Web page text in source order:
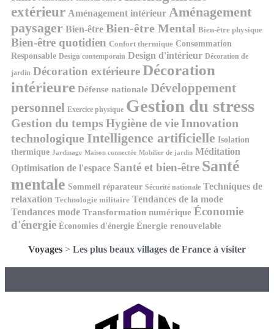
extérieur Aménagement intérieur Aménagement
paysager Bien-être Bien-être Mental Bien-être physique
Bien-être quotidien Confort thermique Consommation
Responsable Design contemporain Design d'intérieur Décoration de
jardin Décoration extérieureDécoration
intérieure Défense nationale Développement
personnel Exercice physique Gestion du stress
Gestion du temps Hygiène de vie Innovation
technologique Intelligence artificielle Isolation
thermique Jardinage Maison connectée Mobilier de jardin Méditation
Optimisation de l'espace Santé et bien-être Santé
mentale Sommeil réparateur Sécurité nationale Techniques de
relaxation Technologie militaire Tendances de la mode
Tendances mode Transformation numérique Économie
d'énergie Économies d'énergie Énergie renouvelable
Voyages > Les plus beaux villages de France à visiter